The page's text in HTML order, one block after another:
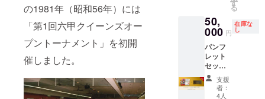
の1981年（昭和56年）には
「第1回六甲クイーンズオー
プントーナメント」を初開
催しました。
記念パ
ンフ
レット
に掲載
予定で
す。掲
載を辞
退され
ンフ
レット
に掲載
予定で
す。掲
載を辞
退され
る場合
は備考
に抽選
の上決
定いた
しま
す。 ※
チケッ
トの転
売・複
製は固
す
る
50,
000 円
在庫な
し
パンフ
レット
セット
＋クリ
スタル
カップ
支援
者：
4人